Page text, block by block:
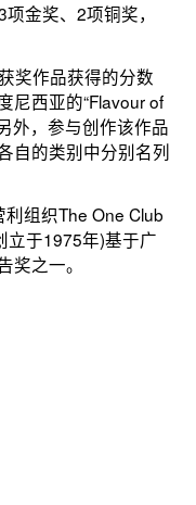
金奖、2项铜奖，
奖作品获得的分数
尼西亚的“Flavour of
外，参与创作该作品
自的类别中分别名列
组织The One Club
立于1975年)基于广
奖之一。